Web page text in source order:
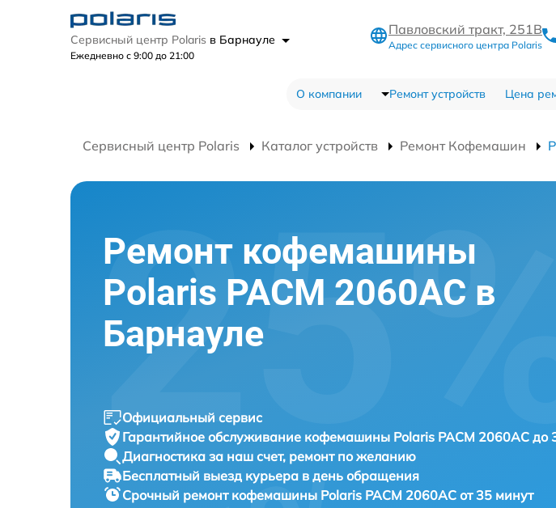
Сервисный центр Polaris в Барнауле
Ежедневно с 9:00 до 21:00
Павловский тракт, 251В
Адрес сервисного центра Polaris
О компании Ремонт устройств Цена
Сервисный центр Polaris Каталог устройств Ремонт Кофемашин
Ремонт кофемашины
Polaris PACM 2060AC в
Барнауле
Официальный сервис
Гарантийное обслуживание кофемашины Polaris PACM 2060AC до
Диагностика за наш счет, ремонт по желанию
Бесплатный выезд курьера в день обращения
Срочный ремонт кофемашины Polaris PACM 2060AC от 35 минут